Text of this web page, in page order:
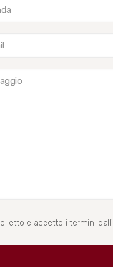
letto e accetto i termini dall'